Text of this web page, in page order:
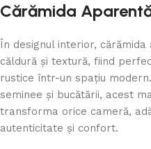
Cărămida
În designul interior,
căldură și textură, fiind
rustice într-un spațiu
seminee și bucătării, acest
transforma orice cameră,
autenticitate și confort.